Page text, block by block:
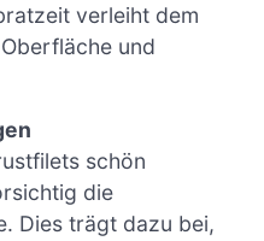
verleiht dem
und
schön
die
Dies trägt dazu bei,